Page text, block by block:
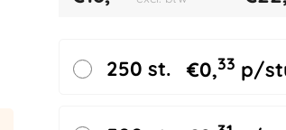
250 st. €0,33 p/